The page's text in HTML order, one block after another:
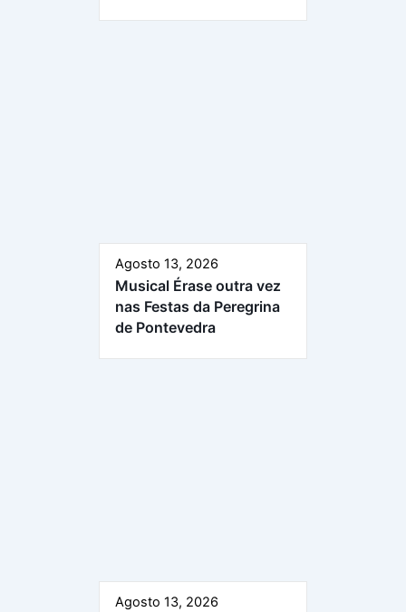
Agosto 13, 2026
Musical Érase outra vez
nas Festas da Peregrina
de Pontevedra
Agosto 13, 2026